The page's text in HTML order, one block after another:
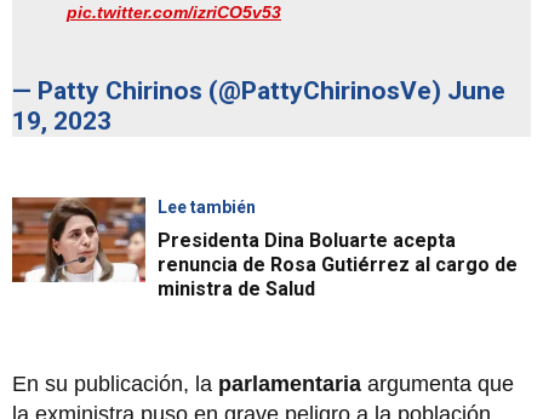
pic.twitter.com/izriCO5v53
— Patty Chirinos (@PattyChirinosVe) June
19, 2023
Lee también
Presidenta Dina Boluarte acepta
renuncia de Rosa Gutiérrez al cargo de
ministra de Salud
En su publicación, la parlamentaria argumenta que
la exministra puso en grave peligro a la población